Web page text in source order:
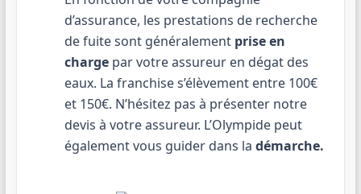
d’assurance, les prestations de recherche
de fuite sont généralement prise en
chargepar votre assureur en dégat des
eaux. La franchise s’élèvement entre 100€
et 150€. N’hésitez pas à présenter notre
devis à votre assureur. L’Olympide peut
également vous guider dans la démarche.